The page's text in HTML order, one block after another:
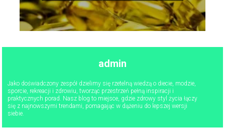
admin
Jako doświadczony zespół dzielimy się rzetelną wiedzą o diecie, modzie,
sporcie, rekreacji i zdrowiu, tworząc przestrzeń pełną inspiracji i
praktycznych porad. Nasz blog to miejsce, gdzie zdrowy styl życia łączy
się z najnowszymi trendami, pomagając w dążeniu do lepszej wersji
siebie.